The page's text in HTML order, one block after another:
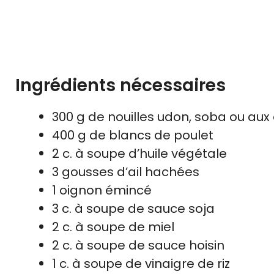
Ingrédients nécessaires
300 g de nouilles udon, soba ou
400 g de blancs de poulet
2 c. à soupe d’huile végétale
3 gousses d’ail hachées
1 oignon émincé
3 c. à soupe de sauce soja
2 c. à soupe de miel
2 c. à soupe de sauce hoisin
1 c. à soupe de vinaigre de riz